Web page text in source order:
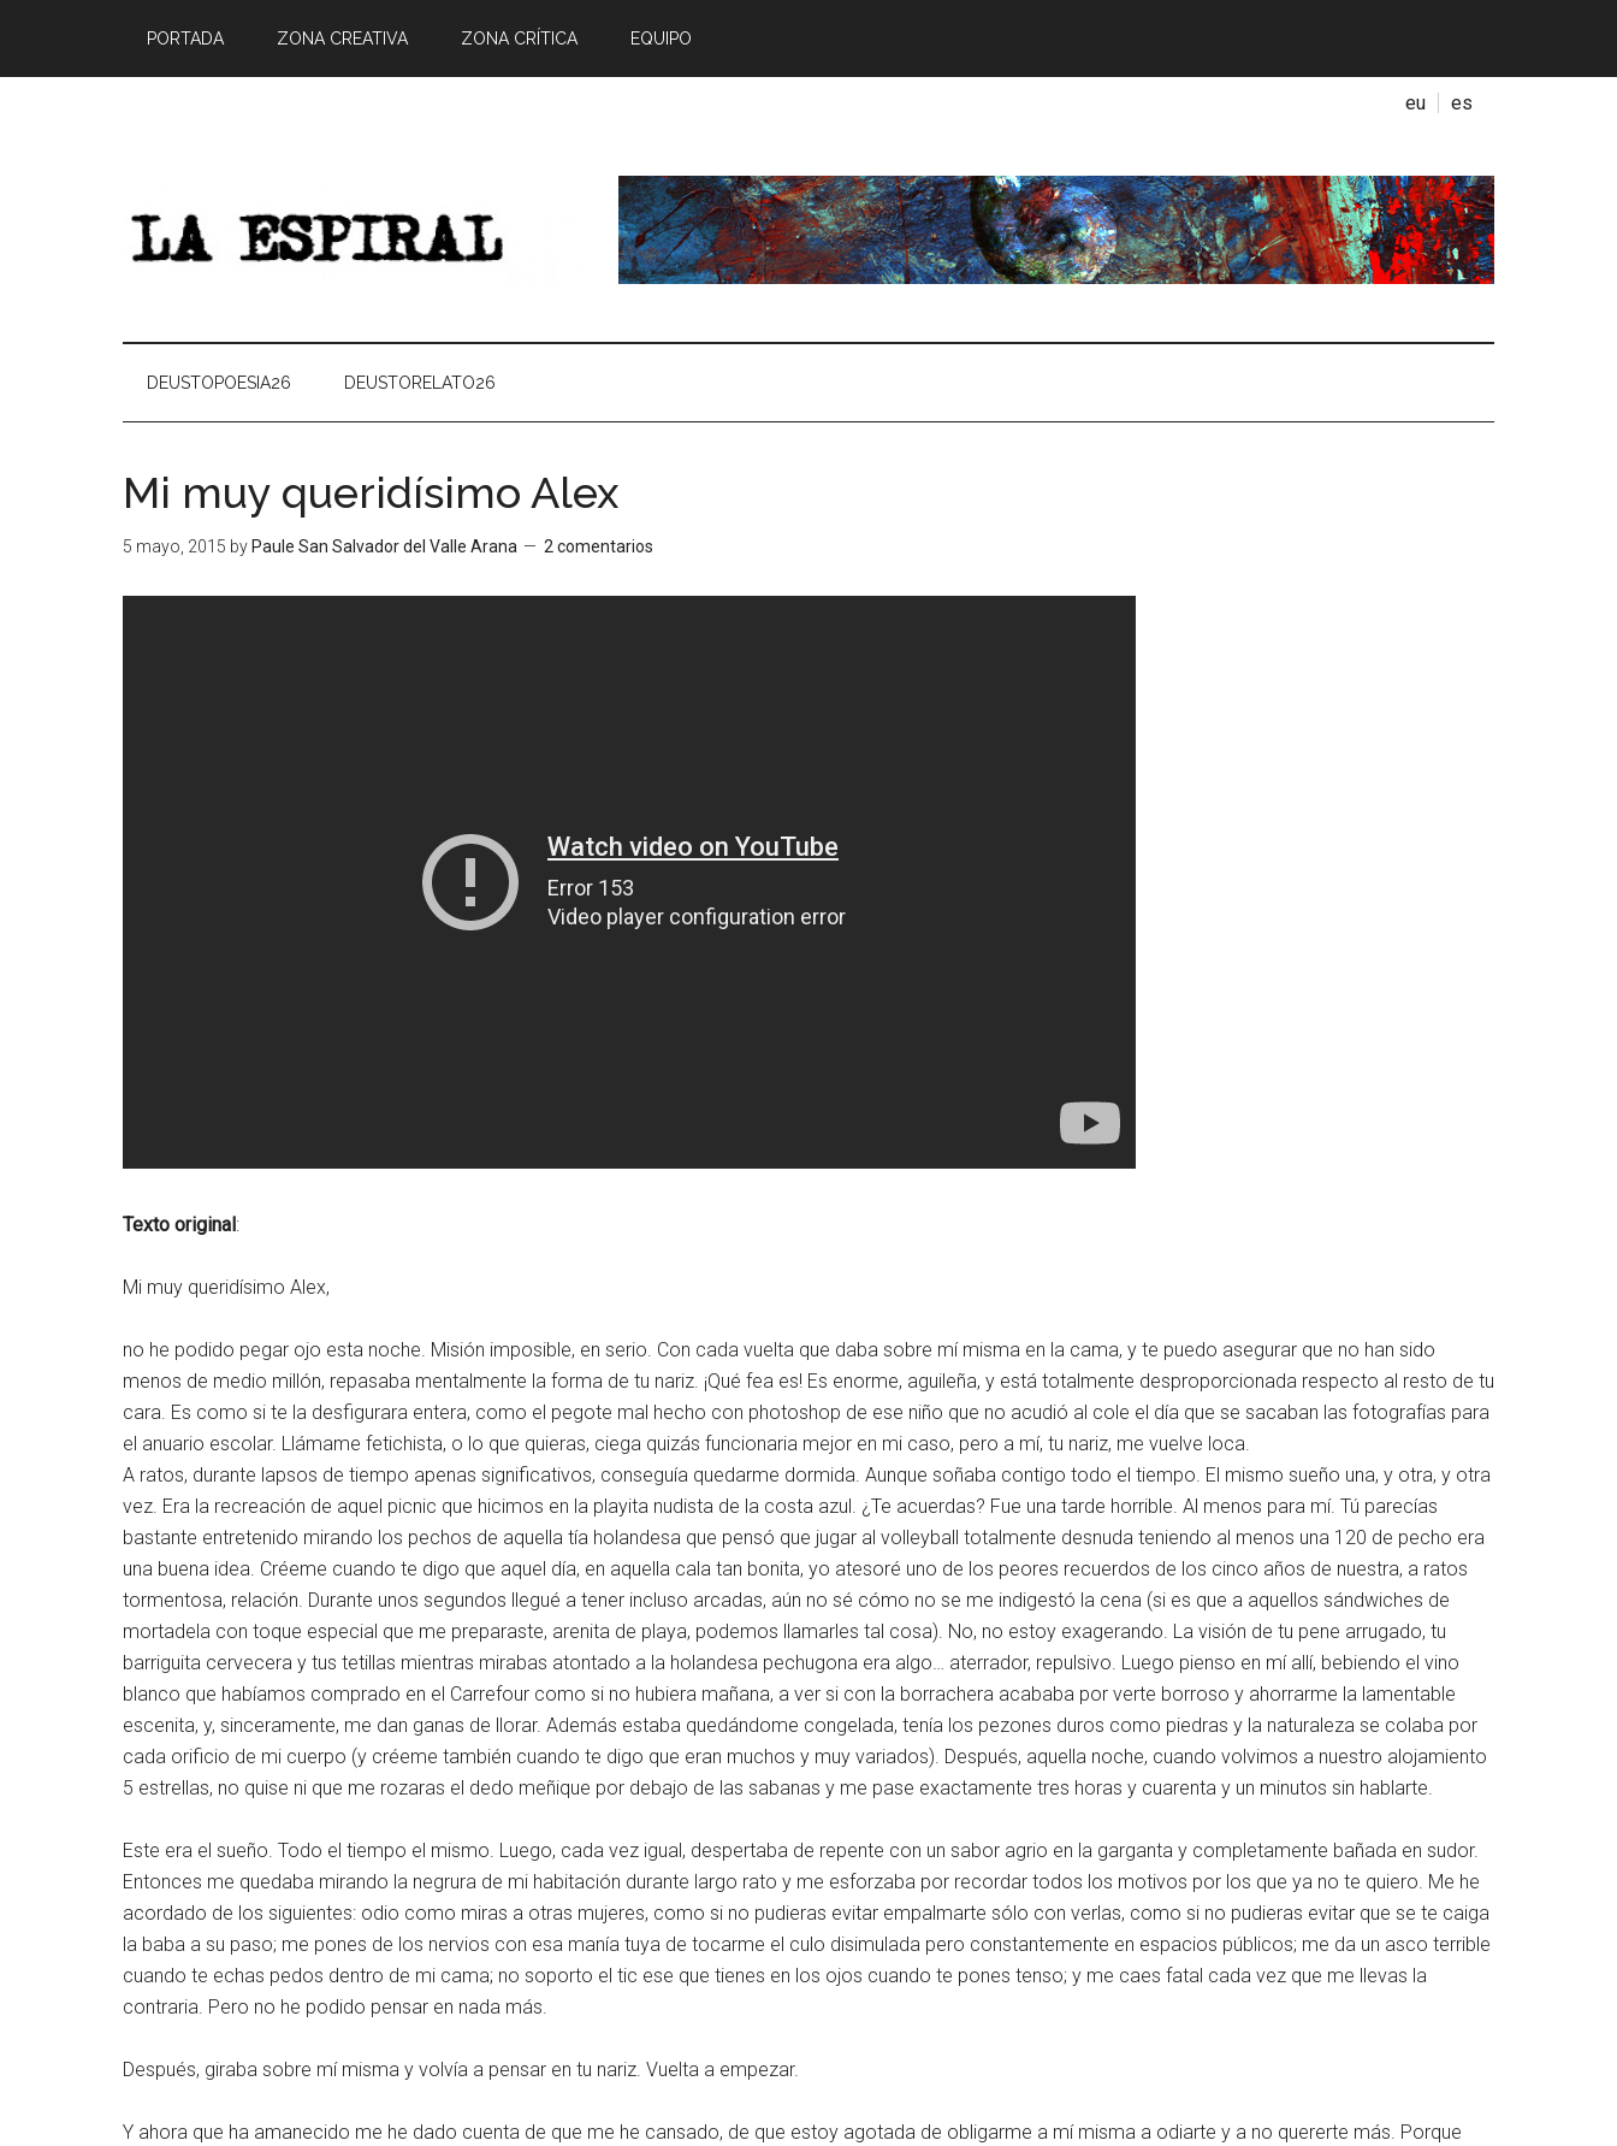
PORTADA ZONA CREATIVA ZONA CRÍTICA EQUIPO
eu es
DEUSTOPOESIA26 DEUSTORELATO26
Mi muy queridísimo Alex
5 mayo, 2015 by Paule San Salvador del Valle Arana 2 comentarios
Texto original:
Mi muy queridísimo Alex,
no he podido pegar ojo esta noche. Misión imposible, en serio. Con cada vuelta que daba sobre mí misma en la cama, y te puedo asegurar que no han sido
menos de medio millón, repasaba mentalmente la forma de tu nariz. ¡Qué fea es! Es enorme, aguileña, y está totalmente desproporcionada respecto al resto de tu
cara. Es como si te la desfigurara entera, como el pegote mal hecho con photoshop de ese niño que no acudió al cole el día que se sacaban las fotografías para
el anuario escolar. Llámame fetichista, o lo que quieras, ciega quizás funcionaria mejor en mi caso, pero a mí, tu nariz, me vuelve loca.
A ratos, durante lapsos de tiempo apenas significativos, conseguía quedarme dormida. Aunque soñaba contigo todo el tiempo. El mismo sueño una, y otra, y otra
vez. Era la recreación de aquel picnic que hicimos en la playita nudista de la costa azul. ¿Te acuerdas? Fue una tarde horrible. Al menos para mí. Tú parecías
bastante entretenido mirando los pechos de aquella tía holandesa que pensó que jugar al volleyball totalmente desnuda teniendo al menos una 120 de pecho era
una buena idea. Créeme cuando te digo que aquel día, en aquella cala tan bonita, yo atesoré uno de los peores recuerdos de los cinco años de nuestra, a ratos
tormentosa, relación. Durante unos segundos llegué a tener incluso arcadas, aún no sé cómo no se me indigestó la cena (si es que a aquellos sándwiches de
mortadela con toque especial que me preparaste, arenita de playa, podemos llamarles tal cosa). No, no estoy exagerando. La visión de tu pene arrugado, tu
barriguita cervecera y tus tetillas mientras mirabas atontado a la holandesa pechugona era algo… aterrador, repulsivo. Luego pienso en mí allí, bebiendo el vino
blanco que habíamos comprado en el Carrefour como si no hubiera mañana, a ver si con la borrachera acababa por verte borroso y ahorrarme la lamentable
escenita, y, sinceramente, me dan ganas de llorar. Además estaba quedándome congelada, tenía los pezones duros como piedras y la naturaleza se colaba por
cada orificio de mi cuerpo (y créeme también cuando te digo que eran muchos y muy variados). Después, aquella noche, cuando volvimos a nuestro alojamiento
5 estrellas, no quise ni que me rozaras el dedo meñique por debajo de las sabanas y me pase exactamente tres horas y cuarenta y un minutos sin hablarte.
Este era el sueño. Todo el tiempo el mismo. Luego, cada vez igual, despertaba de repente con un sabor agrio en la garganta y completamente bañada en sudor.
Entonces me quedaba mirando la negrura de mi habitación durante largo rato y me esforzaba por recordar todos los motivos por los que ya no te quiero. Me he
acordado de los siguientes: odio como miras a otras mujeres, como si no pudieras evitar empalmarte sólo con verlas, como si no pudieras evitar que se te caiga
la baba a su paso; me pones de los nervios con esa manía tuya de tocarme el culo disimulada pero constantemente en espacios públicos; me da un asco terrible
cuando te echas pedos dentro de mi cama; no soporto el tic ese que tienes en los ojos cuando te pones tenso; y me caes fatal cada vez que me llevas la
contraria. Pero no he podido pensar en nada más.
Después, giraba sobre mí misma y volvía a pensar en tu nariz. Vuelta a empezar.
Y ahora que ha amanecido me he dado cuenta de que me he cansado, de que estoy agotada de obligarme a mí misma a odiarte y a no quererte más. Porque